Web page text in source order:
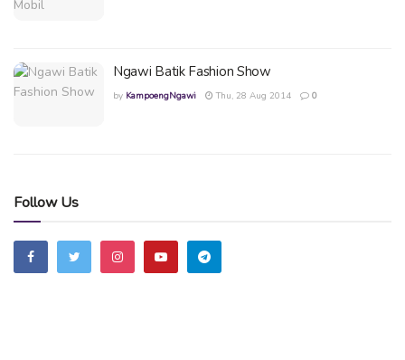
Ngawi Batik Fashion Show
by KampoengNgawi Thu, 28 Aug 2014 0
Follow Us